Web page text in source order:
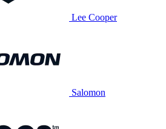
Lee Cooper
Salomon